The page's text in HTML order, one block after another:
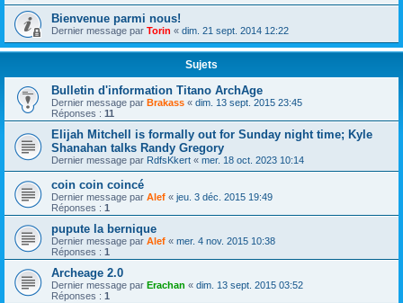
Bienvenue parmi nous!
Dernier message par Torin « dim. 21 sept. 2014 12:22
Sujets
Bulletin d'information Titano ArchAge
Dernier message par Brakass « dim. 13 sept. 2015 23:45
Réponses : 11
Elijah Mitchell is formally out for Sunday night time; Kyle
Shanahan talks Randy Gregory
Dernier message par RdfsKkert « mer. 18 oct. 2023 10:14
coin coin coincé
Dernier message par Alef « jeu. 3 déc. 2015 19:49
Réponses : 1
pupute la bernique
Dernier message par Alef « mer. 4 nov. 2015 10:38
Réponses : 1
Archeage 2.0
Dernier message par Erachan « dim. 13 sept. 2015 03:52
Réponses : 1